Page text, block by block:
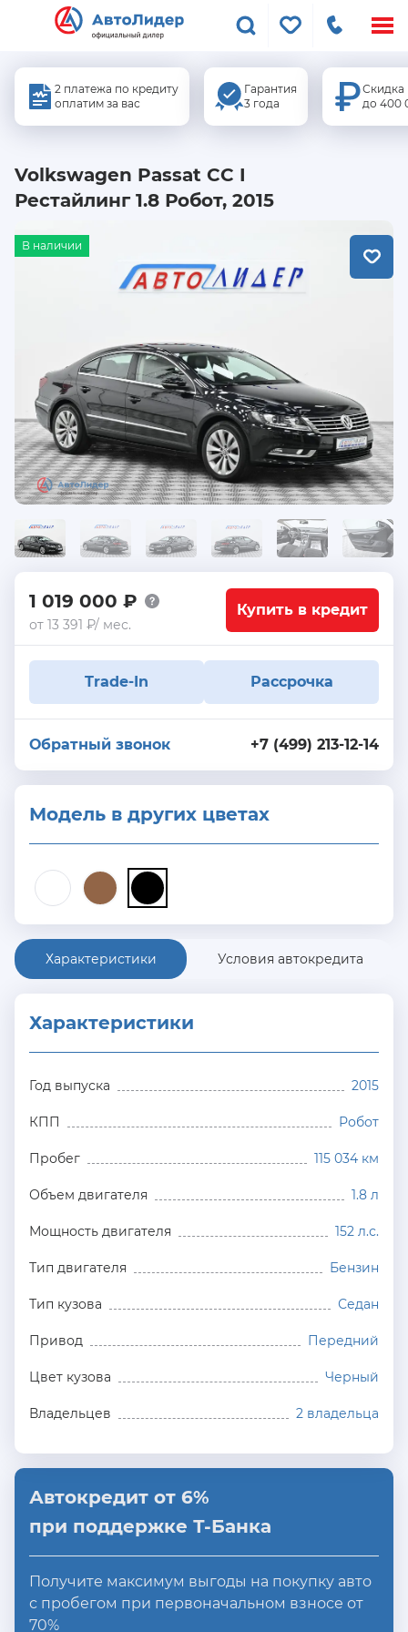
2 платежа по кредиту
оплатим за вас
Гарантия
3 года
Скидка
до 400
Volkswagen Passat CC I
Рестайлинг 1.8 Робот, 2015
В наличии
1 019 000 ₽
от 13 391 ₽/ мес.
Купить в кредит
Trade-In Рассрочка
+7 (499) 213-12-14
Обратный звонок
Модель в других цветах
Характеристики Условия автокредита
Характеристики
Год выпуска 2015
КПП Робот
Пробег 115 034 км
Объем двигателя 1.8 л
Мощность двигателя 152 л.с.
Тип двигателя Бензин
Тип кузова Седан
Привод Передний
Цвет кузова Черный
Владельцев 2 владельца
Автокредит от 6%
при поддержке Т-Банка
Получите максимум выгоды на покупку авто
с пробегом при первоначальном взносе от
70%